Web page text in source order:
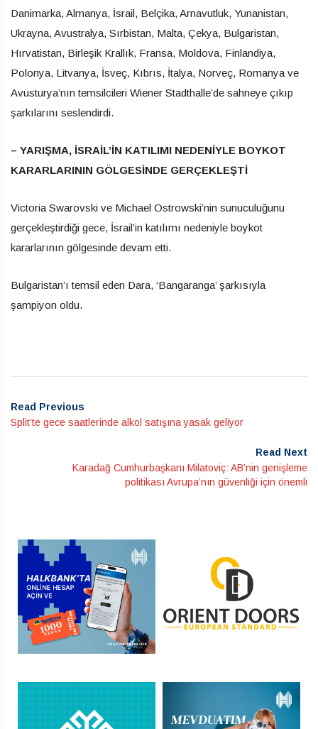
Danimarka, Almanya, İsrail, Belçika, Arnavutluk, Yunanistan,
Ukrayna, Avustralya, Sırbistan, Malta, Çekya, Bulgaristan,
Hırvatistan, Birleşik Krallık, Fransa, Moldova, Finlandiya,
Polonya, Litvanya, İsveç, Kıbrıs, İtalya, Norveç, Romanya ve
Avusturya’nın temsilcileri Wiener Stadthalle’de sahneye çıkıp
şarkılarını seslendirdi.
– YARIŞMA, İSRAİL’İN KATILIMI NEDENİYLE BOYKOT
KARARLARININ GÖLGESİNDE GERÇEKLEŞTİ
Victoria Swarovski ve Michael Ostrowski’nin sunuculuğunu
gerçekleştirdiği gece, İsrail’in katılımı nedeniyle boykot
kararlarının gölgesinde devam etti.
Bulgaristan’ı temsil eden Dara, ‘Bangaranga’ şarkısıyla
şampiyon oldu.
Read Previous
Split’te gece saatlerinde alkol satışına yasak geliyor
Read Next
Karadağ Cumhurbaşkanı Milatoviç: AB’nin genişleme
politikası Avrupa’nın güvenliği için önemli